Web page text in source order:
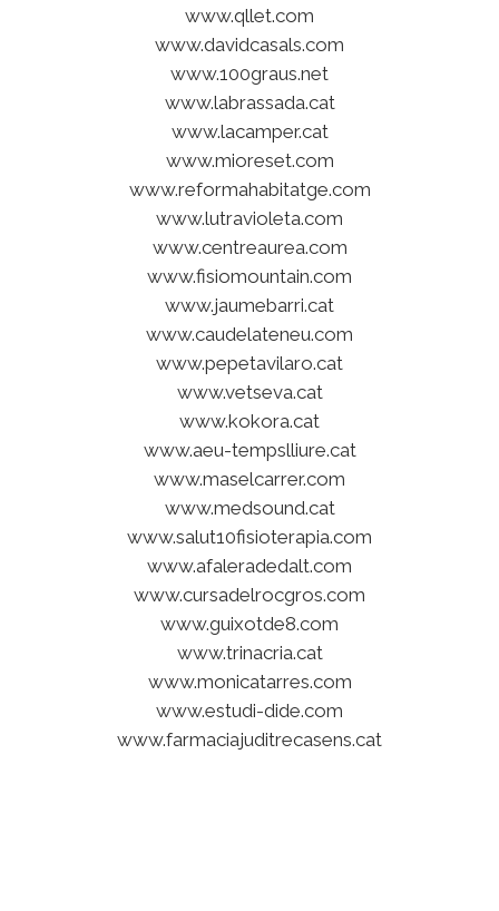
www.qllet.com
www.davidcasals.com
www.100graus.net
www.labrassada.cat
www.lacamper.cat
www.mioreset.com
www.reformahabitatge.com
www.lutravioleta.com
www.centreaurea.com
www.fisiomountain.com
www.jaumebarri.cat
www.caudelateneu.com
www.pepetavilaro.cat
www.vetseva.cat
www.kokora.cat
www.aeu-tempslliure.cat
www.maselcarrer.com
www.medsound.cat
www.salut10fisioterapia.com
www.afaleradedalt.com
www.cursadelrocgros.com
www.guixotde8.com
www.trinacria.cat
www.monicatarres.com
www.estudi-dide.com
www.farmaciajuditrecasens.cat